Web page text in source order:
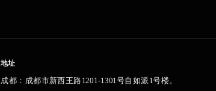
地址
成都：成都市新西王路1201-1301号自如派1号楼。